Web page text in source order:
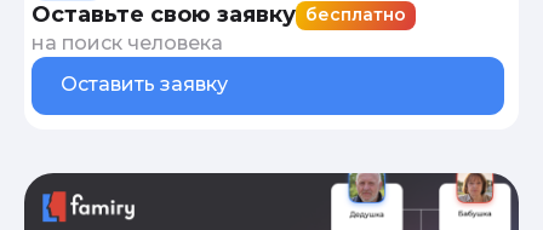
Оставьте свою заявку бесплатно
на поиск человека
Оставить заявку